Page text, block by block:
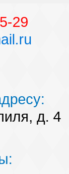
29
д. 4